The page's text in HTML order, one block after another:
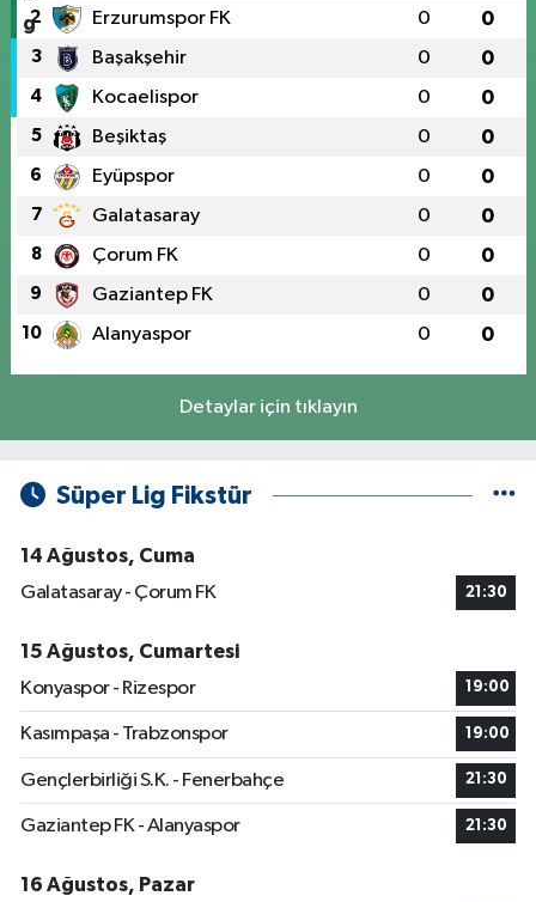
2 Erzurumspor FK 0 0
3 Başakşehir 0 0
4 Kocaelispor 0 0
5 Beşiktaş 0 0
6 Eyüpspor 0 0
7 Galatasaray 0 0
8 Çorum FK 0 0
9 Gaziantep FK 0 0
10 Alanyaspor 0 0
Detaylar için tıklayın
Süper Lig Fikstür
14 Ağustos, Cuma
Galatasaray - Çorum FK
21:30
15 Ağustos, Cumartesi
Konyaspor - Rizespor
19:00
Kasımpaşa - Trabzonspor 19:00
Gençlerbirliği S.K. - Fenerbahçe 21:30
Gaziantep FK - Alanyaspor 21:30
16 Ağustos, Pazar